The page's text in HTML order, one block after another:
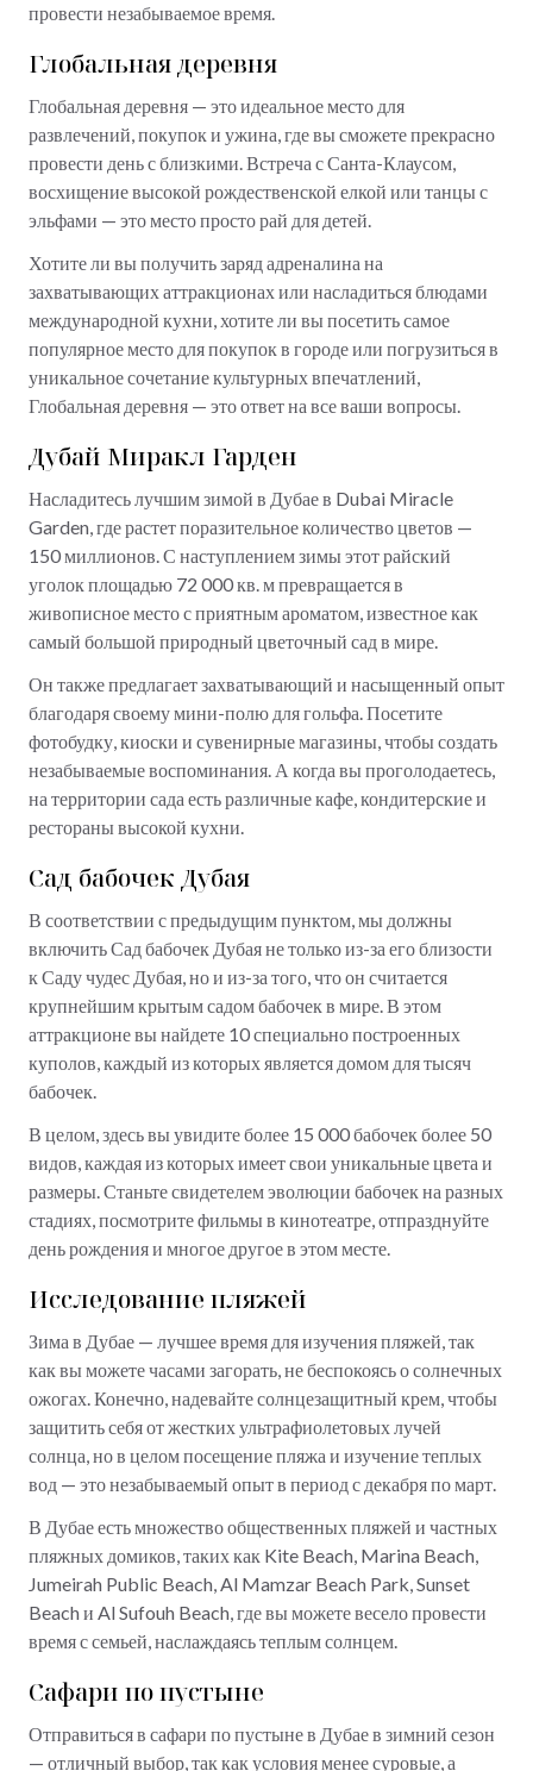
провести незабываемое время.
Глобальная деревня
Глобальная деревня — это идеальное место для
развлечений, покупок и ужина, где вы сможете прекрасно
провести день с близкими. Встреча с Санта-Клаусом,
восхищение высокой рождественской елкой или танцы с
эльфами — это место просто рай для детей.
Хотите ли вы получить заряд адреналина на
захватывающих аттракционах или насладиться блюдами
международной кухни, хотите ли вы посетить самое
популярное место для покупок в городе или погрузиться в
уникальное сочетание культурных впечатлений,
Глобальная деревня — это ответ на все ваши вопросы.
Дубай Миракл Гарден
Насладитесь лучшим зимой в Дубае в Dubai Miracle
Garden, где растет поразительное количество цветов —
150 миллионов. С наступлением зимы этот райский
уголок площадью 72 000 кв. м превращается в
живописное место с приятным ароматом, известное как
самый большой природный цветочный сад в мире.
Он также предлагает захватывающий и насыщенный опыт
благодаря своему мини-полю для гольфа. Посетите
фотобудку, киоски и сувенирные магазины, чтобы создать
незабываемые воспоминания. А когда вы проголодаетесь,
на территории сада есть различные кафе, кондитерские и
рестораны высокой кухни.
Сад бабочек Дубая
В соответствии с предыдущим пунктом, мы должны
включить Сад бабочек Дубая не только из-за его близости
к Саду чудес Дубая, но и из-за того, что он считается
крупнейшим крытым садом бабочек в мире. В этом
аттракционе вы найдете 10 специально построенных
куполов, каждый из которых является домом для тысяч
бабочек.
В целом, здесь вы увидите более 15 000 бабочек более 50
видов, каждая из которых имеет свои уникальные цвета и
размеры. Станьте свидетелем эволюции бабочек на разных
стадиях, посмотрите фильмы в кинотеатре, отпразднуйте
день рождения и многое другое в этом месте.
Исследование пляжей
Зима в Дубае — лучшее время для изучения пляжей, так
как вы можете часами загорать, не беспокоясь о солнечных
ожогах. Конечно, надевайте солнцезащитный крем, чтобы
защитить себя от жестких ультрафиолетовых лучей
солнца, но в целом посещение пляжа и изучение теплых
вод — это незабываемый опыт в период с декабря по март.
В Дубае есть множество общественных пляжей и частных
пляжных домиков, таких как Kite Beach, Marina Beach,
Jumeirah Public Beach, Al Mamzar Beach Park, Sunset
Beach и Al Sufouh Beach, где вы можете весело провести
время с семьей, наслаждаясь теплым солнцем.
Сафари по пустыне
Отправиться в сафари по пустыне в Дубае в зимний сезон
— отличный выбор, так как условия менее суровые, а